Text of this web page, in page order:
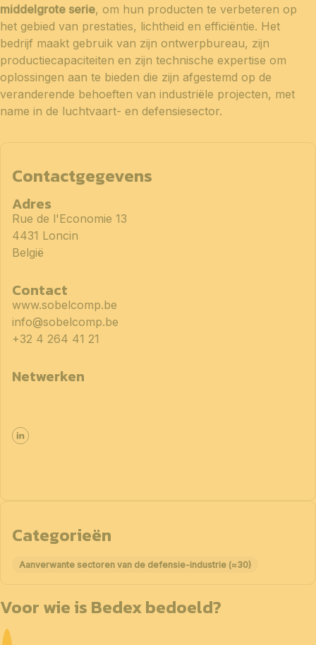
middelgrote serie, om hun producten te verbeteren op
het gebied van prestaties, lichtheid en efficiëntie. Het
bedrijf maakt gebruik van zijn ontwerpbureau, zijn
productiecapaciteiten en zijn technische expertise om
oplossingen aan te bieden die zijn afgestemd op de
veranderende behoeften van industriële projecten, met
name in de luchtvaart- en defensiesector.
Contactgegevens
Adres
Rue de l'Economie 13
4431 Loncin
België
Contact
www.sobelcomp.be
info@sobelcomp.be
+32 4 264 41 21
Netwerken
Categorieën
Aanverwante sectoren van de defensie-industrie (≈30)
Voor wie is Bedex bedoeld?